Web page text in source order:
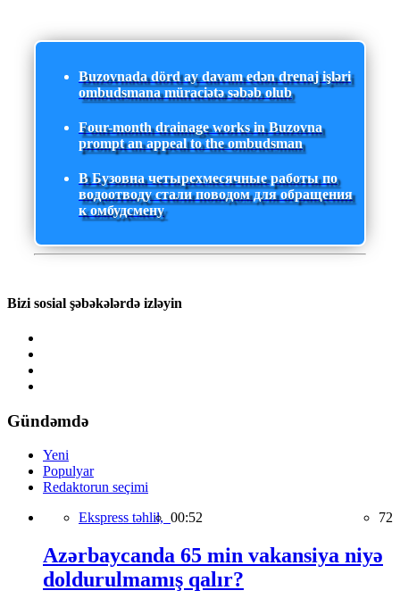
Buzovnada dörd ay davam edən drenaj işləri
ombudsmana müraciətə səbəb olub
Four-month drainage works in Buzovna
prompt an appeal to the ombudsman
В Бузовна четырехмесячные работы по
водоотводу стали поводом для обращения
к омбудсмену
Bizi sosial şəbəkələrdə izləyin
Gündəmdə
Yeni
Populyar
Redaktorun seçimi
Ekspress təhlil, 00:52 72
Azərbaycanda 65 min vakansiya niyə
doldurulmamış qalır?